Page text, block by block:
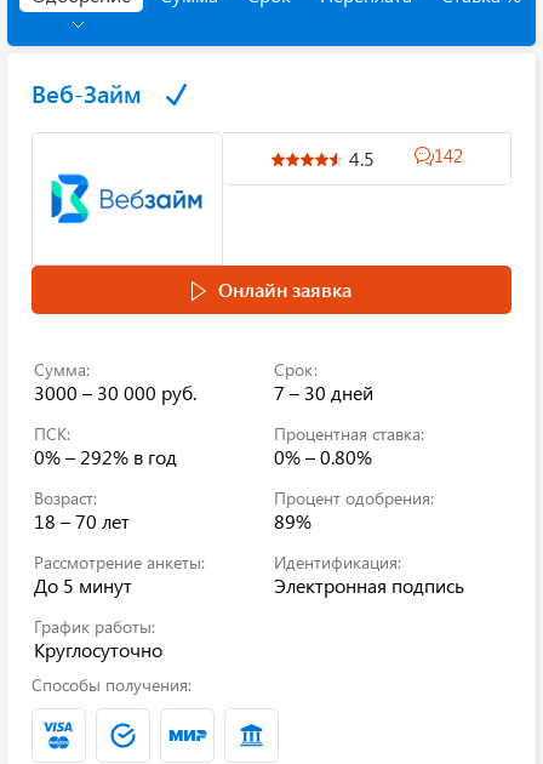
Веб-Займ
4.5 142
Онлайн заявка
Сумма:
3000 – 30 000 руб.
Срок:
7 – 30 дней
ПСК:
0% – 292% в год
Процентная ставка:
0% – 0.80%
Возраст:
18 – 70 лет
Процент одобрения:
89%
Рассмотрение анкеты:
До 5 минут
Идентификация:
Электронная подпись
График работы:
Круглосуточно
Способы получения: